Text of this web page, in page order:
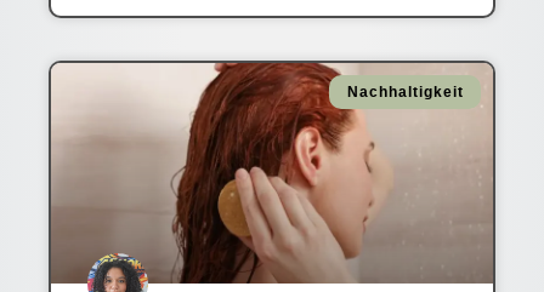
Nachhaltigkeit